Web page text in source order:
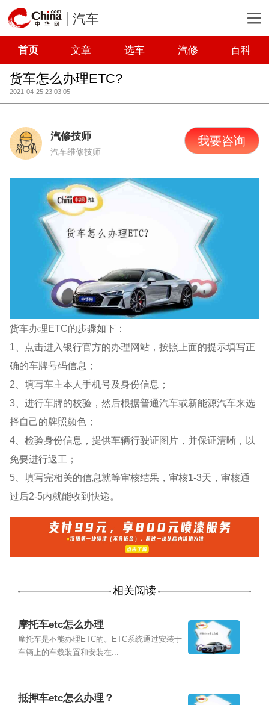
汽车
首页 文章 选车 汽修 百科
货车怎么办理ETC?
2021-04-25 23:03:05
汽修技师
汽车维修技师
我要咨询
货车办理ETC的步骤如下：
1、点击进入银行官方的办理网站，按照上面的提示填写正
确的车牌号码信息；
2、填写车主本人手机号及身份信息；
3、进行车牌的校验，然后根据普通汽车或新能源汽车来选
择自己的牌照颜色；
4、检验身份信息，提供车辆行驶证图片，并保证清晰，以
免要进行返工；
5、填写完相关的信息就等审核结果，审核1-3天，审核通
过后2-5内就能收到快递。
相关阅读
摩托车etc怎么办理
摩托车是不能办理ETC的。ETC系统通过安装于
车辆上的车载装置和安装在...
抵押车etc怎么办理？